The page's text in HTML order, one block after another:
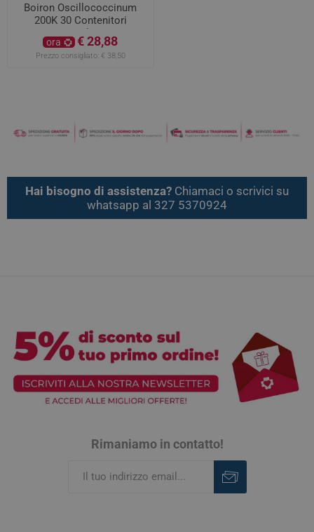
Boiron Oscillococcinum
200K 30 Contenitori
Monodose
ora € 28,88
Prezzo consigliato: € 38,50
Hai bisogno di assistenza? Chiamaci o scrivici su
whatsapp al 327 5370924
Rimaniamo in contatto!